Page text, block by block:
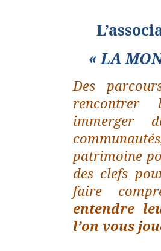
« LA
Des
rencontrer
immerger
patrimoine
des clefs
faire
entendre
l’on vous